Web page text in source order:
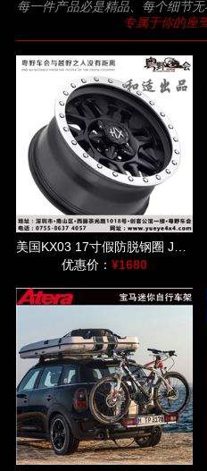
每一件产品必是精品、每个细节无
专属于你的座
优惠价： ¥1680